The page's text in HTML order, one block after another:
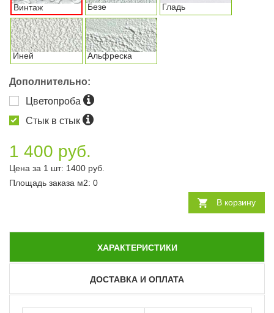
Винтаж Безе Гладь
Иней Альфреска
Дополнительно:
Цветопроба
Стык в стык
1 400 руб.
Цена за 1 шт: 1400 руб.
Площадь заказа м2: 0
В корзину
ХАРАКТЕРИСТИКИ
ДОСТАВКА И ОПЛАТА